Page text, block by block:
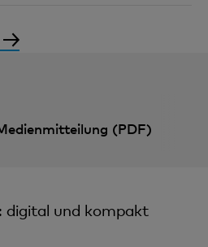
(PDF)
digital und kompakt